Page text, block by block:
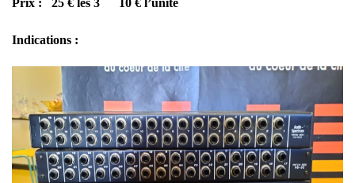
Prix : 25 € les 3 10 € l’unité
Indications :